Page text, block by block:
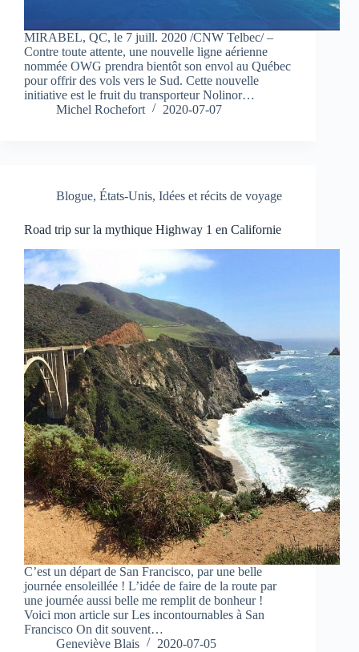
MIRABEL, QC, le 7 juill. 2020 /CNW Telbec/ –
Contre toute attente, une nouvelle ligne aérienne
nommée OWG prendra bientôt son envol au Québec
pour offrir des vols vers le Sud. Cette nouvelle
initiative est le fruit du transporteur Nolinor…
Michel Rochefort
2020-07-07
Blogue, États-Unis, Idées et récits de voyage
Road trip sur la mythique Highway 1 en Californie
C’est un départ de San Francisco, par une belle
journée ensoleillée ! L’idée de faire de la route par
une journée aussi belle me remplit de bonheur !
Voici mon article sur Les incontournables à San
Francisco On dit souvent…
Geneviève Blais
2020-07-05